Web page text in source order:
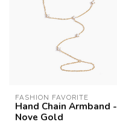
FASHION FAVORITE
Hand Chain Armband -
Nove Gold